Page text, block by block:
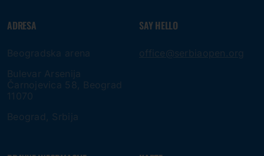
ADRESA
Beogradska arena
Bulevar Arsenija
Čarnojevica 58, Beograd
11070
Beograd, Srbija
SAY HELLO
office@serbiaopen.org